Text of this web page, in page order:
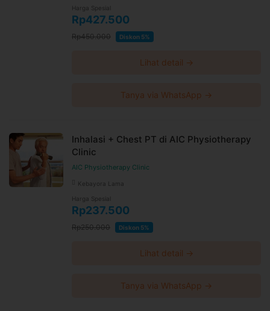
Harga Spesial
Rp427.500
Rp450.000 Diskon 5%
Lihat detail →
Tanya via WhatsApp →
Inhalasi + Chest PT di AIC Physiotherapy
Clinic
AIC Physiotherapy Clinic
Kebayora Lama
Harga Spesial
Rp237.500
Rp250.000 Diskon 5%
Lihat detail →
Tanya via WhatsApp →